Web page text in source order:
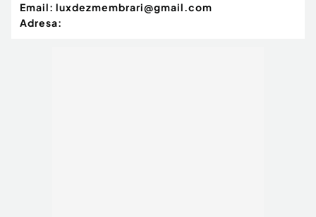
Email: luxdezmembrari@gmail.com
Adresa: